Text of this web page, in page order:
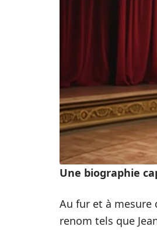
Une biographie
Au fur et à mesure
renom tels que